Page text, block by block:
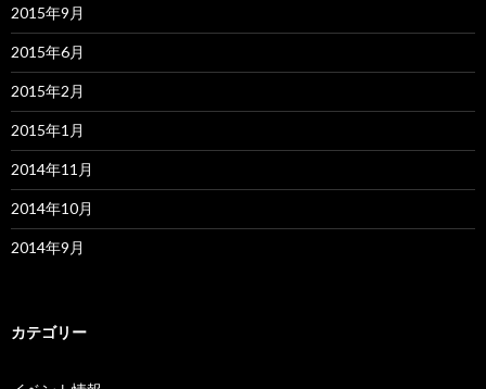
2015年9月
2015年6月
2015年2月
2015年1月
2014年11月
2014年10月
2014年9月
カテゴリー